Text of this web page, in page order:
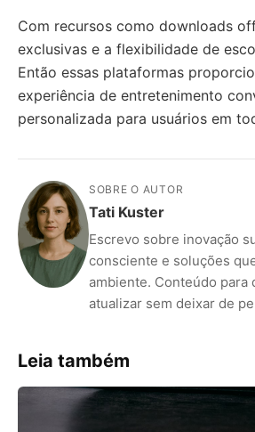
Com recursos como downloads
exclusivas e a flexibilidade de
Então essas plataformas
experiência de entretenimento
personalizada para usuários em
SOBRE O AUTOR
Tati Kuster
Escrevo sobre inovação
consciente e soluções
ambiente. Conteúdo para
atualizar sem deixar de
Leia também